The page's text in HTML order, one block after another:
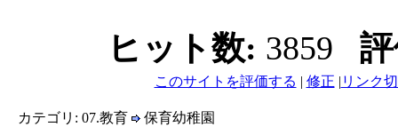
ヒット数: 3859
このサイトを評価する | 修正 | リンク
カテゴリ: 07.教育
保育幼稚園